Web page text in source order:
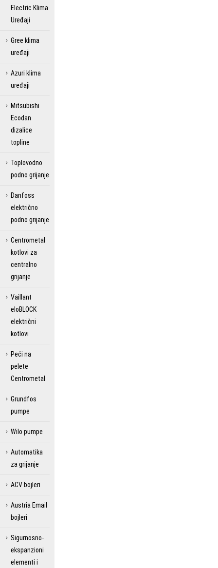
Electric Klima
Uređaji
Gree klima
uređaji
Azuri klima
uređaji
Mitsubishi
Ecodan
dizalice
topline
Toplovodno
podno grijanje
Danfoss
električno
podno grijanje
Centrometal
kotlovi za
centralno
grijanje
Vaillant
eloBLOCK
električni
kotlovi
Peći na
pelete
Centrometal
Grundfos
pumpe
Wilo pumpe
Automatika
za grijanje
ACV bojleri
Austria Email
bojleri
Sigurnosno-
ekspanzioni
elementi i